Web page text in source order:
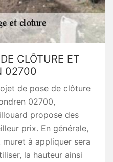
CLÔTURE ET
02700
de pose de clôture
02700,
propose des
prix. En générale,
à appliquer sera
la hauteur ainsi